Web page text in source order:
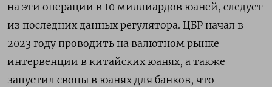
на эти операции в 10 миллиардов юаней, следует
из последних данных регулятора. ЦБР начал в
2023 году проводить на валютном рынке
интервенции в китайских юанях, а также
запустил свопы в юанях для банков, что